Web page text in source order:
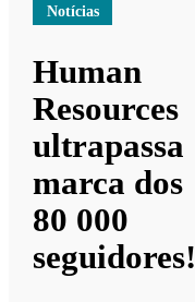
Notícias
Human
Resources
ultrapassa
marca dos
80 000
seguidores!